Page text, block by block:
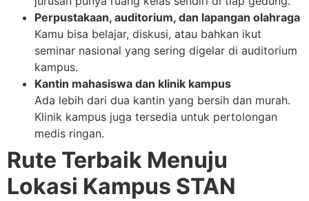
Perpustakaan, auditorium, dan lapangan olahraga
Kamu bisa belajar, diskusi, atau bahkan ikut
seminar nasional yang sering digelar di auditorium
kampus.
Kantin mahasiswa dan klinik kampus
Ada lebih dari dua kantin yang bersih dan murah.
Klinik kampus juga tersedia untuk pertolongan
medis ringan.
Rute Terbaik Menuju
Lokasi Kampus STAN